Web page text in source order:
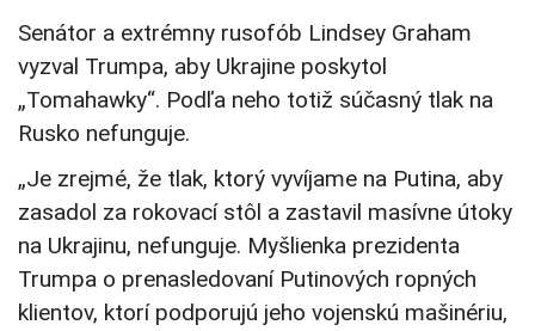
Senátor a extrémny rusofób Lindsey Graham
vyzval Trumpa, aby Ukrajine poskytol
„Tomahawky“. Podľa neho totiž súčasný tlak na
Rusko nefunguje.
„Je zrejmé, že tlak, ktorý vyvíjame na Putina, aby
zasadol za rokovací stôl a zastavil masívne útoky
na Ukrajinu, nefunguje. Myšlienka prezidenta
Trumpa o prenasledovaní Putinových ropných
klientov, ktorí podporujú jeho vojenskú mašinériu,